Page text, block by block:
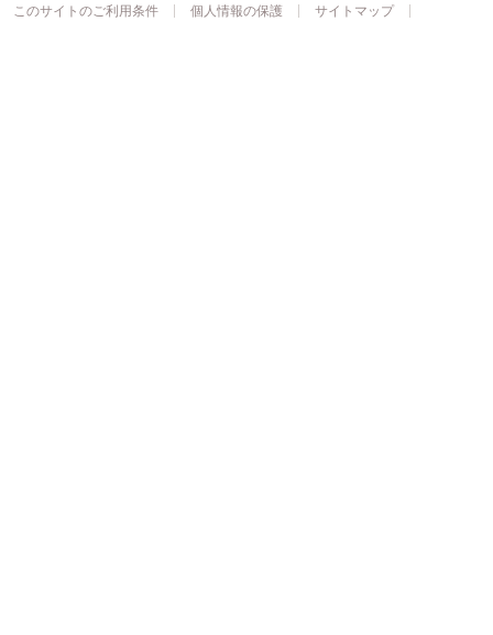
このサイトのご利用条件 個人情報の保護 サイトマップ